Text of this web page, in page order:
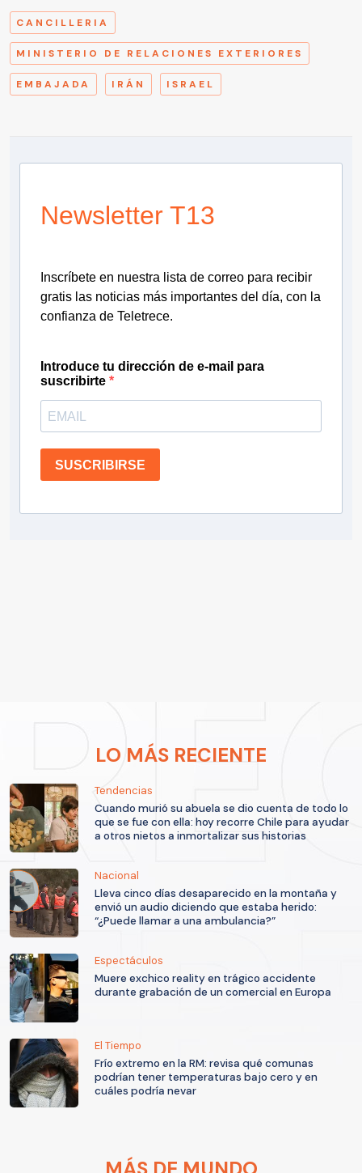
CANCILLERIA
MINISTERIO DE RELACIONES EXTERIORES
EMBAJADA IRÁN ISRAEL
Newsletter T13
Inscríbete en nuestra lista de correo para recibir
gratis las noticias más importantes del día, con la
confianza de Teletrece.
Introduce tu dirección de e-mail para
suscribirte
SUSCRIBIRSE
LO MÁS RECIENTE
Tendencias
Cuando murió su abuela se dio cuenta de todo lo
que se fue con ella: hoy recorre Chile para ayudar
a otros nietos a inmortalizar sus historias
Nacional
Lleva cinco días desaparecido en la montaña y
envió un audio diciendo que estaba herido:
“¿Puede llamar a una ambulancia?”
Espectáculos
Muere exchico reality en trágico accidente
durante grabación de un comercial en Europa
El Tiempo
Frío extremo en la RM: revisa qué comunas
podrían tener temperaturas bajo cero y en
cuáles podría nevar